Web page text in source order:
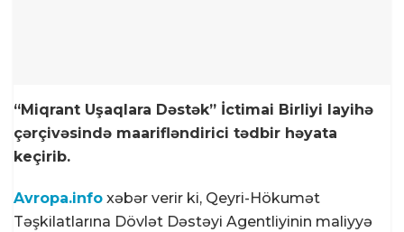
“Miqrant Uşaqlara Dəstək” İctimai Birliyi layihə
çərçivəsində maarifləndirici tədbir həyata
keçirib.
Avropa.info xəbər verir ki, Qeyri-Hökumət
Təşkilatlarına Dövlət Dəstəyi Agentliyinin maliyyə